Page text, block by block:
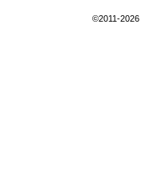
©2011-2026